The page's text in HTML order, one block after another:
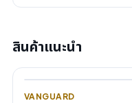
สินค้าแนะนำ
VANGUARD